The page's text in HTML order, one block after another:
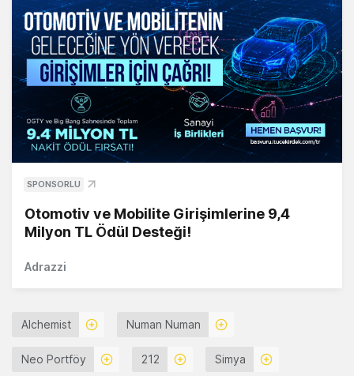
SPONSORLU
Otomotiv ve Mobilite Girişimlerine 9,4
Milyon TL Ödül Desteği!
Adrazzi
Alchemist Numan Numan
Neo Portföy 212 Simya